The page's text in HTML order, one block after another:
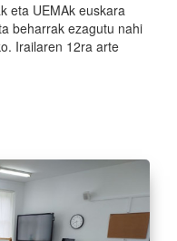
eta UEMAk euskara
beharrak ezagutu nahi
Irailaren 12ra arte